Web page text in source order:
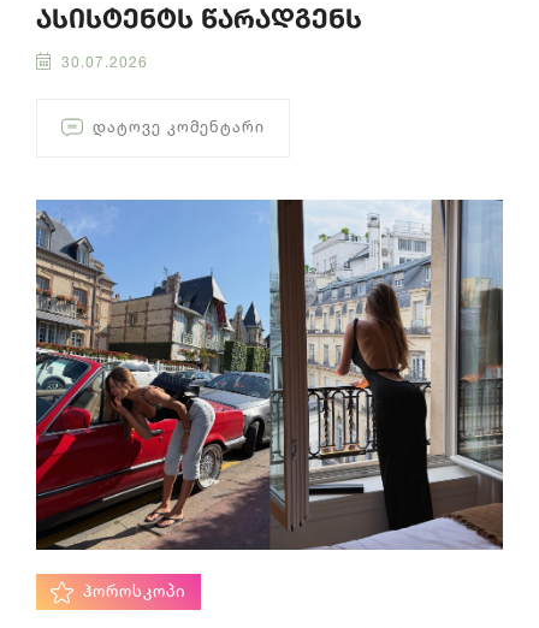
ასისტენტს წარადგენს
30.07.2026
ᲓᲐᲢᲝᲕᲔ ᲙᲝᲛᲔᲜᲢᲐᲠᲘ
ᲰᲝᲠᲝᲡᲙᲝᲞᲘ